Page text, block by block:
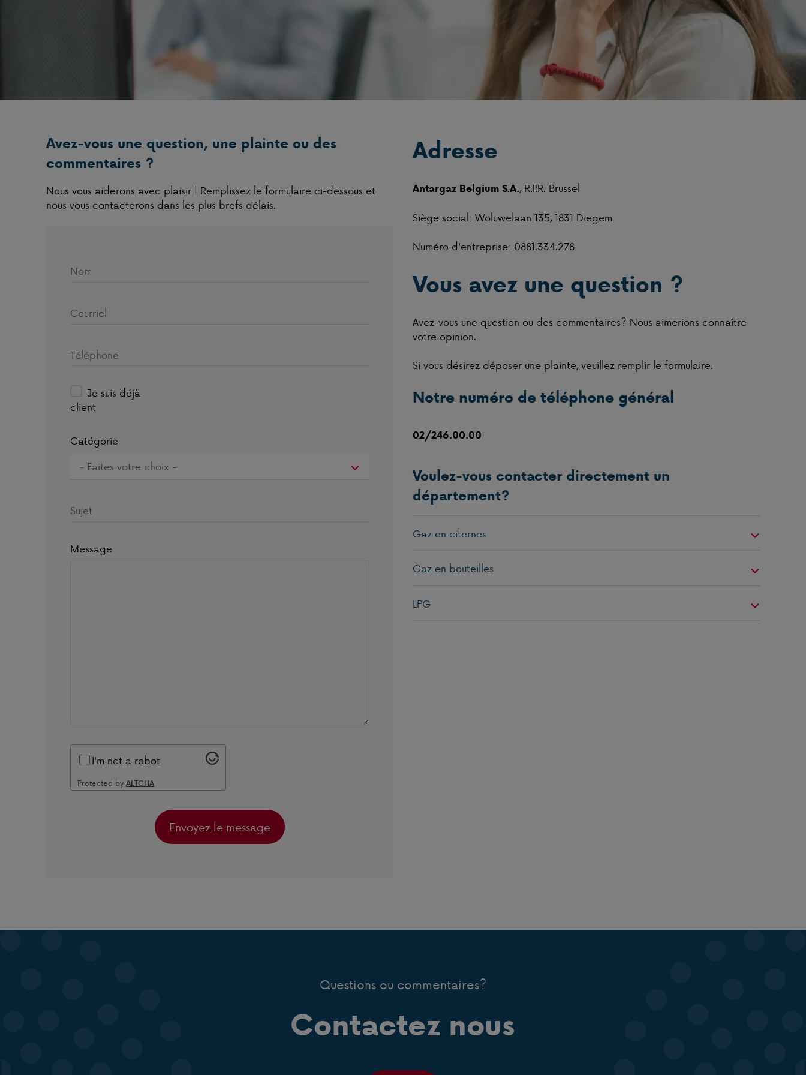
Avez-vous une question, une plainte ou des
commentaires ?
Nous vous aiderons avec plaisir ! Remplissez le formulaire ci-dessous et
nous vous contacterons dans les plus brefs délais.
Je suis déjà
client
Catégorie
Message
I'm not a robot
Protected byALTCHA
Adresse
Antargaz Belgium S.A., R.P.R. Brussel
Siège social: Woluwelaan 135, 1831 Diegem
Numéro d'entreprise: 0881.334.278
Vous avez une question ?
Avez-vous une question ou des commentaires? Nous aimerions connaître
votre opinion.
Si vous désirez déposer une plainte, veuillez remplir le formulaire.
Notre numéro de téléphone général
02/246.00.00
Voulez-vous contacter directement un
département?
Gaz en citernes
Gaz en bouteilles
LPG
Questions ou commentaires?
Contactez nous